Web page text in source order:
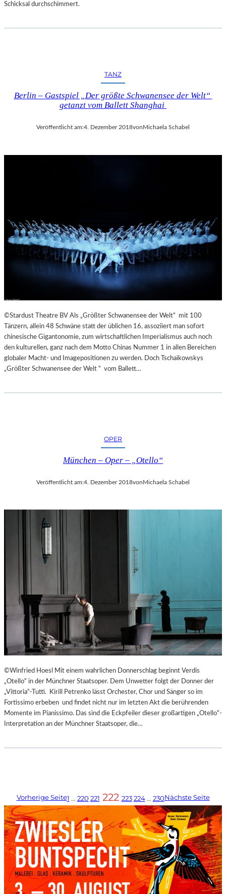
Schicksal durchschimmert.
TANZ
Berlin – Gastspiel „Der größte Schwanensee der Welt“
getanzt vom Ballett Shanghai
Veröffentlicht am:4. Dezember 2018von Michaela Schabel
©Stardust Theatre BV Als „Größter Schwanensee der Welt“ mit 100
Tänzern, allein 48 Schwäne statt der üblichen 16, assoziiert man sofort
chinesische Gigantonomie, zum wirtschaftlichen Imperialismus auch noch
den kulturellen, ganz nach dem Motto Chinas Nummer 1 in allen Bereichen
globaler Macht- und Imagepositionen zu werden. Doch Tschaikowskys
„Größter Schwanensee der Welt “ vom Ballett…
OPER
München – Oper – „Otello“
Veröffentlicht am:4. Dezember 2018vonMichaela Schabel
©Winfried Hoesl Mit einem wahrlichen Donnerschlag beginnt Verdis
„Otello“ in der Münchner Staatsoper. Dem Unwetter folgt der Donner der
„Vittoria“-Tutti. Kirill Petrenko lässt Orchester, Chor und Sänger so im
Fortissimo erbeben und findet nicht nur im letzten Akt die berührenden
Momente im Pianissimo. Das sind die Eckpfeiler dieser großartigen „Otello“-
Interpretation an der Münchner Staatsoper, die…
Vorherige Seite1 … 220 221 222 223 224 … 230Nächste Seite